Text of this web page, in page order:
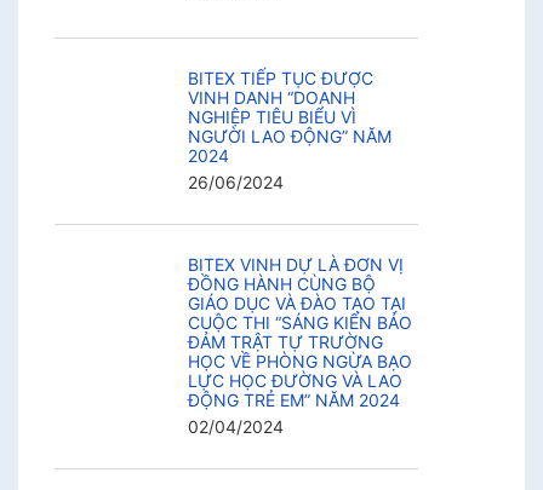
BITEX TIẾP TỤC ĐƯỢC
VINH DANH “DOANH
NGHIỆP TIÊU BIỂU VÌ
NGƯỜI LAO ĐỘNG” NĂM
2024
26/06/2024
BITEX VINH DỰ LÀ ĐƠN VỊ
ĐỒNG HÀNH CÙNG BỘ
GIÁO DỤC VÀ ĐÀO TẠO TẠI
CUỘC THI “SÁNG KIẾN BẢO
ĐẢM TRẬT TỰ TRƯỜNG
HỌC VỀ PHÒNG NGỪA BẠO
LỰC HỌC ĐƯỜNG VÀ LAO
ĐỘNG TRẺ EM” NĂM 2024
02/04/2024